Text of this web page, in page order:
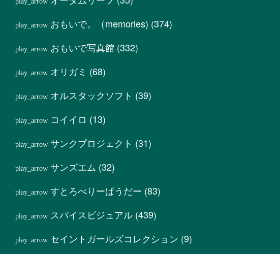
おもいで。（memories) (374)
おもいで写真館 (332)
オリガミ (68)
オルスタックソフト (39)
コイイロ (13)
サンクプロジェクト (31)
サンズエム (32)
すとろべりーぱうだー (83)
スパイスビジュアル (439)
セイントガールズコレクション (9)